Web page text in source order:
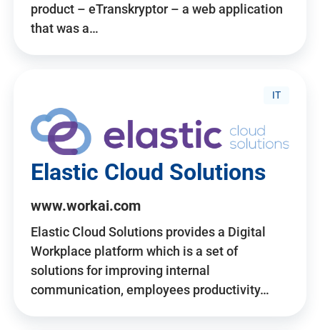
product – eTranskryptor – a web application
that was a…
IT
Elastic Cloud Solutions
www.workai.com
Elastic Cloud Solutions provides a Digital
Workplace platform which is a set of
solutions for improving internal
communication, employees productivity…